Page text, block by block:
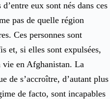
eux sont nés dans ces
pas de quelle région
Ces personnes sont
et, si elles sont expulsées,
vie en Afghanistan. La
de s’accroître, d’autant plus
de facto, sont incapables